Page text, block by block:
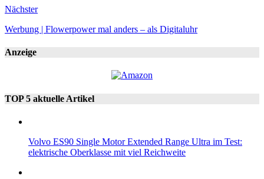
Nächster
Werbung | Flowerpower mal anders – als Digitaluhr
Anzeige
TOP 5 aktuelle Artikel
Volvo ES90 Single Motor Extended Range Ultra im Test:
elektrische Oberklasse mit viel Reichweite